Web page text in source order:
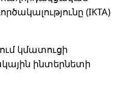
(IKTA)
կմատուցի
ինտերնետի